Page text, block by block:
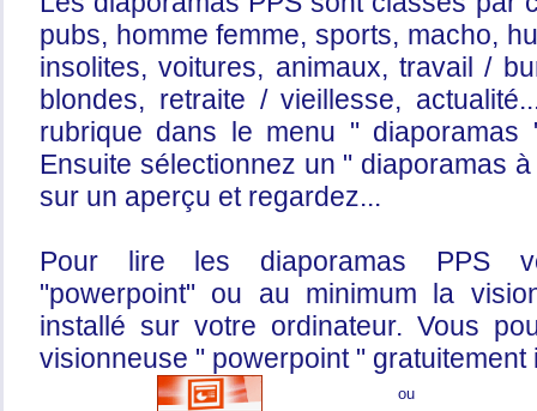
pubs, homme femme, sports, macho,
insolites, voitures, animaux, travail /
blondes, retraite / vieillesse,
rubrique dans le menu "
Ensuite sélectionnez un " diaporamas
sur un aperçu et regardez...
Pour lire les diaporamas PPS
"powerpoint" ou au minimum la
installé sur votre ordinateur. Vous
visionneuse " powerpoint " gratuitement
ou